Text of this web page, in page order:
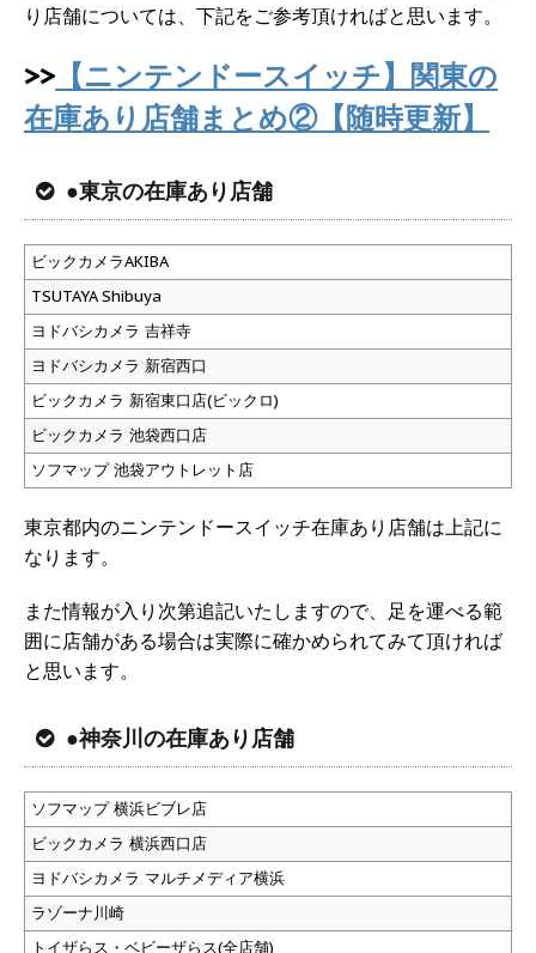
り店舗については、下記をご参考頂ければと思います。
>> 【ニンテンドースイッチ】関東の
在庫あり店舗まとめ②【随時更新】
●東京の在庫あり店舗
ビックカメラAKIBA
TSUTAYA Shibuya
ヨドバシカメラ 吉祥寺
ヨドバシカメラ 新宿西口
ビックカメラ 新宿東口店(ビックロ)
ビックカメラ 池袋西口店
ソフマップ 池袋アウトレット店
東京都内のニンテンドースイッチ在庫あり店舗は上記に
なります。
また情報が入り次第追記いたしますので、足を運べる範
囲に店舗がある場合は実際に確かめられてみて頂ければ
と思います。
●神奈川の在庫あり店舗
ソフマップ 横浜ビブレ店
ビックカメラ 横浜西口店
ヨドバシカメラ マルチメディア横浜
ラゾーナ川崎
トイザらス・ベビーザらス(全店舗)